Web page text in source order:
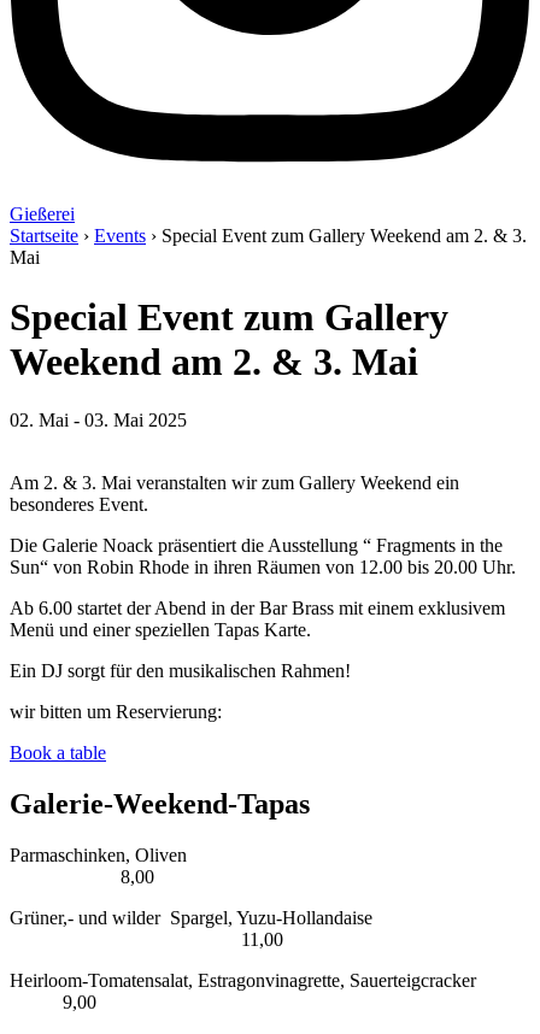
Gießerei
Startseite › Events › Special Event zum Gallery Weekend am 2. & 3.
Mai
Special Event zum Gallery
Weekend am 2. & 3. Mai
02. Mai - 03. Mai 2025
Am 2. & 3. Mai veranstalten wir zum Gallery Weekend ein
besonderes Event.
Die Galerie Noack präsentiert die Ausstellung “ Fragments in the
Sun“ von Robin Rhode in ihren Räumen von 12.00 bis 20.00 Uhr.
Ab 6.00 startet der Abend in der Bar Brass mit einem exklusivem
Menü und einer speziellen Tapas Karte.
Ein DJ sorgt für den musikalischen Rahmen!
wir bitten um Reservierung:
Book a table
Galerie-Weekend-Tapas
Parmaschinken, Oliven
8,00
Grüner,- und wilder Spargel, Yuzu-Hollandaise
11,00
Heirloom-Tomatensalat, Estragonvinagrette, Sauerteigcracker
9,00